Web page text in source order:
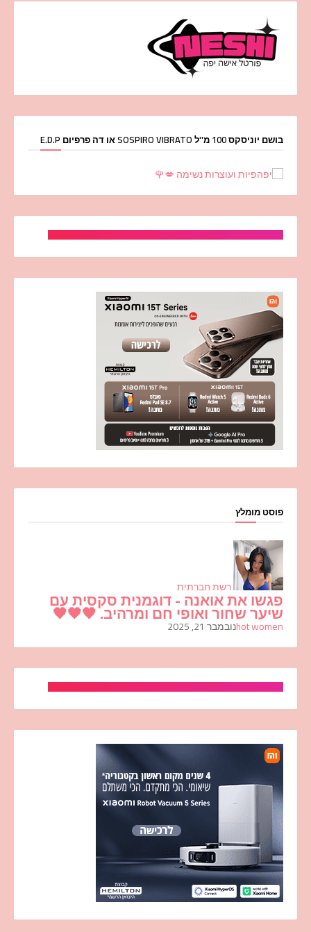
בושם יוניסקס 100 מ''ל SOSPIRO VIBRATO או דה פרפיום E.D.P
פוסט מומלץ
רשת חברתית
פגשו את אואנה - דוגמנית סקסית עם
שיער שחור ואופי חם ומרהיב. 🖤🖤🖤
hot womenנובמבר 21, 2025